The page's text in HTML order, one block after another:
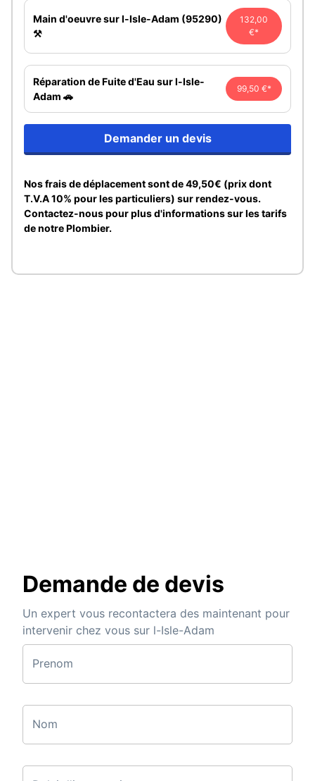
Main d'oeuvre sur l-Isle-Adam (95290)
⚒️
132,00
€*
Réparation de Fuite d'Eau sur l-Isle-
Adam 🚗
99,50 €*
Demander un devis
Nos frais de déplacement sont de 49,50€ (prix dont
T.V.A 10% pour les particuliers) sur rendez-vous.
Contactez-nous pour plus d'informations sur les tarifs
de notre Plombier.
Demande de devis
Un expert vous recontactera des maintenant pour
intervenir chez vous sur l-Isle-Adam
Prenom
Nom